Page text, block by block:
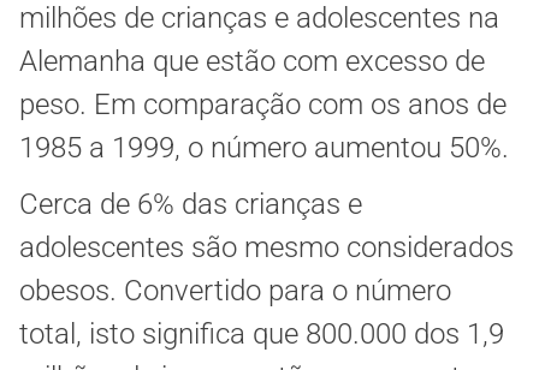
milhões de crianças e adolescentes na
Alemanha que estão com excesso de
peso. Em comparação com os anos de
1985 a 1999, o número aumentou 50%.
Cerca de 6% das crianças e
adolescentes são mesmo considerados
obesos. Convertido para o número
total, isto significa que 800.000 dos 1,9